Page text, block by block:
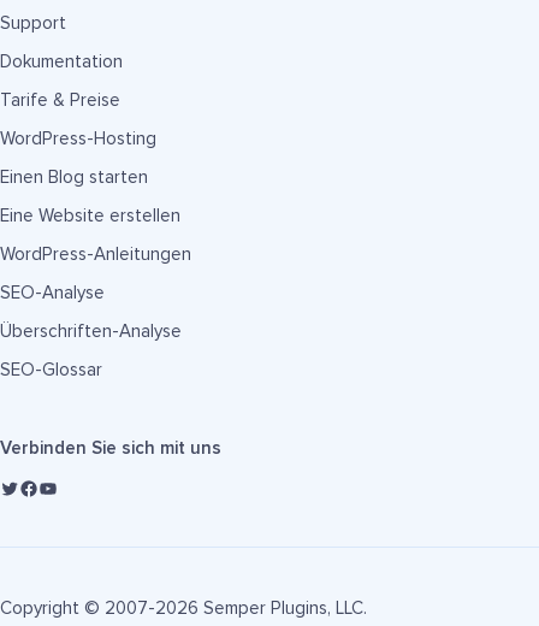
Support
Dokumentation
Tarife & Preise
WordPress-Hosting
Einen Blog starten
Eine Website erstellen
WordPress-Anleitungen
SEO-Analyse
Überschriften-Analyse
SEO-Glossar
Verbinden Sie sich mit uns
Copyright © 2007-2026 Semper Plugins, LLC.